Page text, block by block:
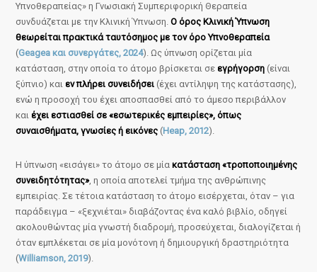
Υπνοθεραπείας» η Γνωσιακή Συμπεριφορική Θεραπεία
συνδυάζεται με την Κλινική Ύπνωση.Ο όρος Κλινική Ύπνωση
θεωρείται πρακτικά ταυτόσημος με τον όρο Υπνοθεραπεία
(Geagea και συνεργάτες, 2024). Ως ύπνωση ορίζεται μία
κατάσταση, στην οποία το άτομο βρίσκεται σεεγρήγορση (είναι
ξύπνιο) καιεν πλήρει συνειδήσει (έχει αντίληψη της κατάστασης),
ενώ η προσοχή του έχει αποσπασθεί από το άμεσο περιβάλλον
καιέχει εστιασθεί σε «εσωτερικές εμπειρίες», όπως
συναισθήματα, γνωσίες ή εικόνες (Heap, 2012).
Η ύπνωση «εισάγει» το άτομο σε μία κατάσταση «τροποποιημένης
συνειδητότητας», η οποία αποτελεί τμήμα της ανθρώπινης
εμπειρίας. Σε τέτοια κατάσταση το άτομο εισέρχεται, όταν – για
παράδειγμα – «ξεχνιέται» διαβάζοντας ένα καλό βιβλίο, οδηγεί
ακολουθώντας μία γνωστή διαδρομή, προσεύχεται, διαλογίζεται ή
όταν εμπλέκεται σε μία μονότονη ή δημιουργική δραστηριότητα
(Williamson, 2019).